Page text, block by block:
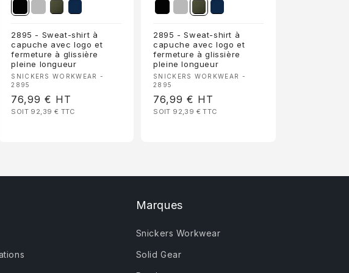
2895 - Sweat-shirt à
capuche avec logo et
fermeture à glissière
pleine longueur
Fournisseur :
SNICKERS WORKWEAR -
2895
Prix
habituel
76,99 € HT
SOIT 92,39 € TTC
2895 - Sweat-shirt à
capuche avec logo et
fermeture à glissière
pleine longueur
Fournisseur :
SNICKERS WORKWEAR -
2895
Prix
habituel
76,99 € HT
SOIT 92,39 €TTC
Marques
Snickers Workwear
Solid Gear